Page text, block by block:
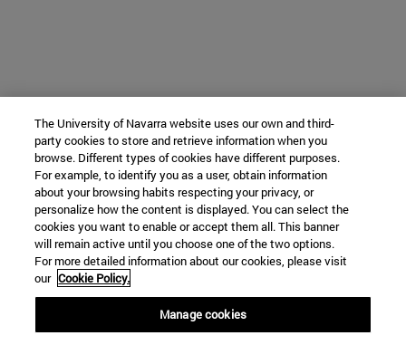
The University of Navarra website uses our own and third-
party cookies to store and retrieve information when you
browse. Different types of cookies have different purposes.
For example, to identify you as a user, obtain information
about your browsing habits respecting your privacy, or
personalize how the content is displayed. You can select the
cookies you want to enable or accept them all. This banner
will remain active until you choose one of the two options.
For more detailed information about our cookies, please visit
our Cookie Policy.
Manage cookies